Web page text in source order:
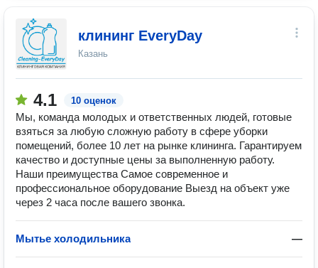
клининг EveryDay
Казань
4.1 10 оценок
Мы, команда молодых и ответственных людей, готовые
взяться за любую сложную работу в сфере уборки
помещений, более 10 лет на рынке клининга. Гарантируем
качество и доступные цены за выполненную работу.
Наши преимущества Самое современное и
профессиональное оборудование Выезд на объект уже
через 2 часа после вашего звонка.
Мытье холодильника —